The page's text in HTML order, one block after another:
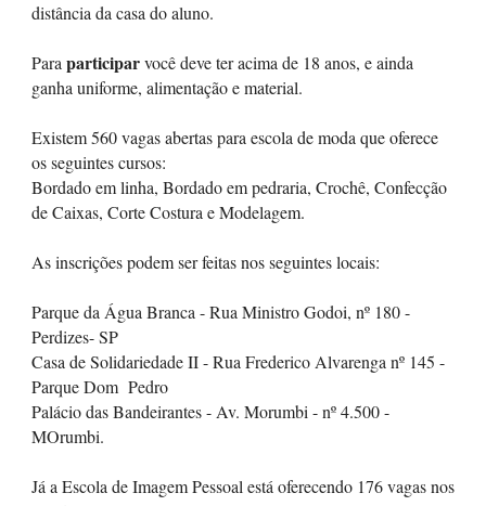
distância da casa do aluno.
Para participarvocê deve ter acima de 18 anos, e ainda
ganha uniforme, alimentação e material.
Existem 560 vagas abertas para escola de moda que oferece
os seguintes cursos:
Bordado em linha, Bordado em pedraria, Crochê, Confecção
de Caixas, Corte Costura e Modelagem.
As inscrições podem ser feitas nos seguintes locais:
Parque da Água Branca - Rua Ministro Godoi, nº 180 -
Perdizes- SP
Casa de Solidariedade II - Rua Frederico Alvarenga nº 145 -
Parque Dom Pedro
Palácio das Bandeirantes - Av. Morumbi - nº 4.500 -
MOrumbi.
Já a Escola de Imagem Pessoal está oferecendo 176 vagas nos